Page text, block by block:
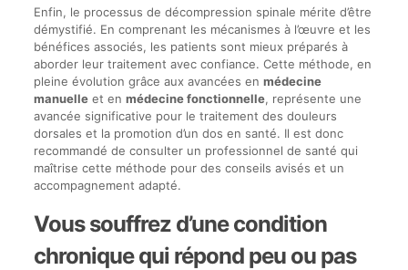
Enfin, le processus de décompression spinale mérite d’être
démystifié. En comprenant les mécanismes à l’œuvre et les
bénéfices associés, les patients sont mieux préparés à
aborder leur traitement avec confiance. Cette méthode, en
pleine évolution grâce aux avancées en médecine
manuelleet en médecine fonctionnelle, représente une
avancée significative pour le traitement des douleurs
dorsales et la promotion d’un dos en santé. Il est donc
recommandé de consulter un professionnel de santé qui
maîtrise cette méthode pour des conseils avisés et un
accompagnement adapté.
Vous souffrez d’une condition
chronique qui répond peu ou pas